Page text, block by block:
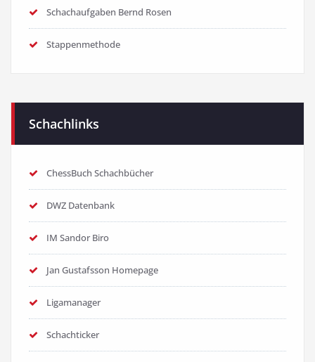
Schachaufgaben Bernd Rosen
Stappenmethode
Schachlinks
ChessBuch Schachbücher
DWZ Datenbank
IM Sandor Biro
Jan Gustafsson Homepage
Ligamanager
Schachticker